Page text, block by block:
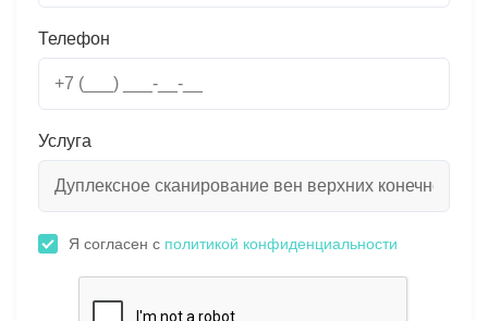
Телефон
Услуга
Я согласен с политикой конфиденциальности